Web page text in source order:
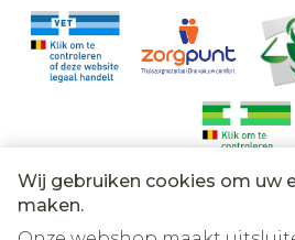
Wij gebruiken cookies om uw
maken.
Juridische links